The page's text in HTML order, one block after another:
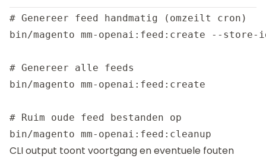
# Genereer feed handmatig (omzeilt cron)
bin/magento mm-openai:feed:create --store-
# Genereer alle feeds
bin/magento mm-openai:feed:create
# Ruim oude feed bestanden op
CLI output toont voortgang en eventuele fouten